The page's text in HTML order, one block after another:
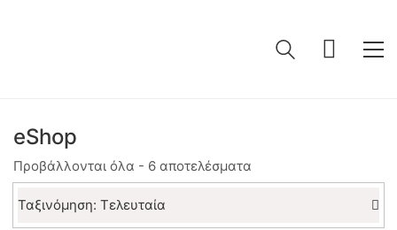
eShop
Προβάλλονται όλα - 6 αποτελέσματα
by
Ταξινόμηση: Τελευταία